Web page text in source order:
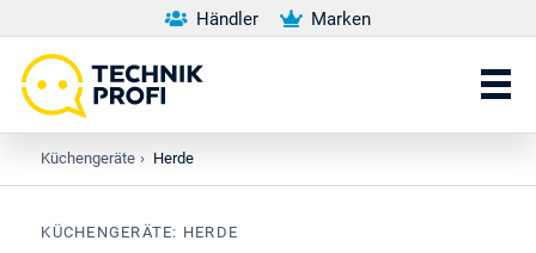
Händler Marken
Küchengeräte › Herde
KÜCHENGERÄTE: HERDE